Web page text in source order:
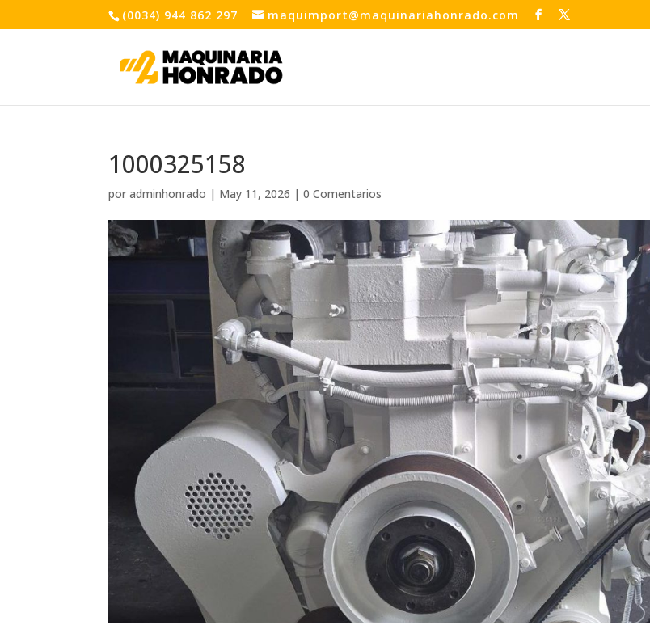
(0034) 944 862 297 maquimport@maquinariahonrado.com
1000325158
poradminhonrado | May 11, 2026 |0 Comentarios